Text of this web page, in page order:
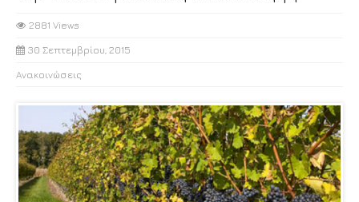
2881 Views
30 Σεπτεμβρίου, 2015
Ανακοινώσεις